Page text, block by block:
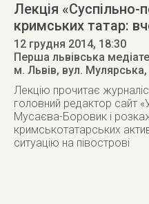
Лекція «Суспільно-
кримських татар:
12 грудня 2014, 18:30
Перша львівська
м. Львів, вул. Мулярська,
Лекцію прочитає
головний редактор сайт
Мусаєва-Боровик і
кримськотатарських
ситуацію на півострові